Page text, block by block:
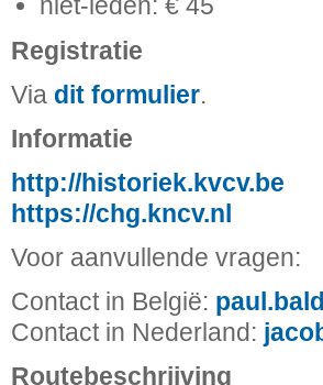
Registratie
Via dit formulier.
Informatie
http://historiek.kvcv.be
https://chg.kncv.nl
Voor aanvullende vragen:
Contact in België:
Contact in Nederland:
Routebeschrijving